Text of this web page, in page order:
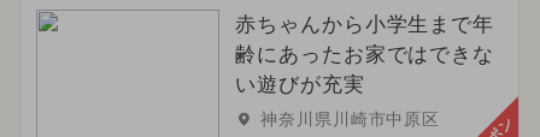
赤ちゃんから小学生まで年
齢にあったお家ではできな
い遊びが充実
神奈川県川崎市中原区